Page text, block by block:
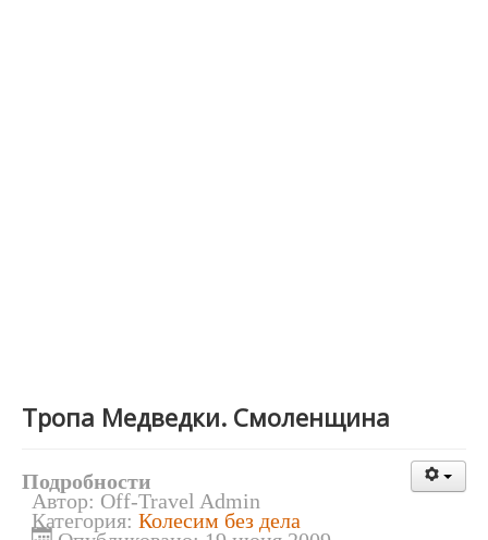
Тропа Медведки. Смоленщина
Подробности
Автор: Off-Travel Admin
Категория: Колесим без дела